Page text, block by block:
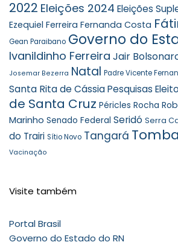
2022 Eleições 2024 Eleições
Ezequiel Ferreira Fernanda Costa
Gean Paraibano Governo do
Ivanildinho Ferreira Jair
Josemar Bezerra Natal Padre Vicente
Santa Rita de CássiaPesquisas
de Santa Cruz Péricles Rocha
Marinho Senado Federal Seridó Serra
do Trairi Sítio Novo Tangará
Vacinação
Visite também
Portal Brasil
Governo do Estado do RN